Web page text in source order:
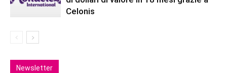
Celonis
Newsletter